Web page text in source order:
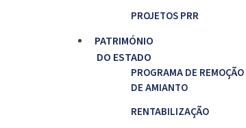
PROJETOS PRR
PATRIMÓNIO
DO ESTADO
PROGRAMA DE REMOÇÃO
DE AMIANTO
RENTABILIZAÇÃO